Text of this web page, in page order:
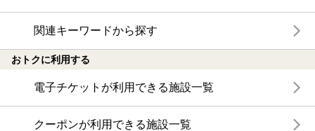
関連キーワードから探す
おトクに利用する
電子チケットが利用できる施設一覧
クーポンが利用できる施設一覧